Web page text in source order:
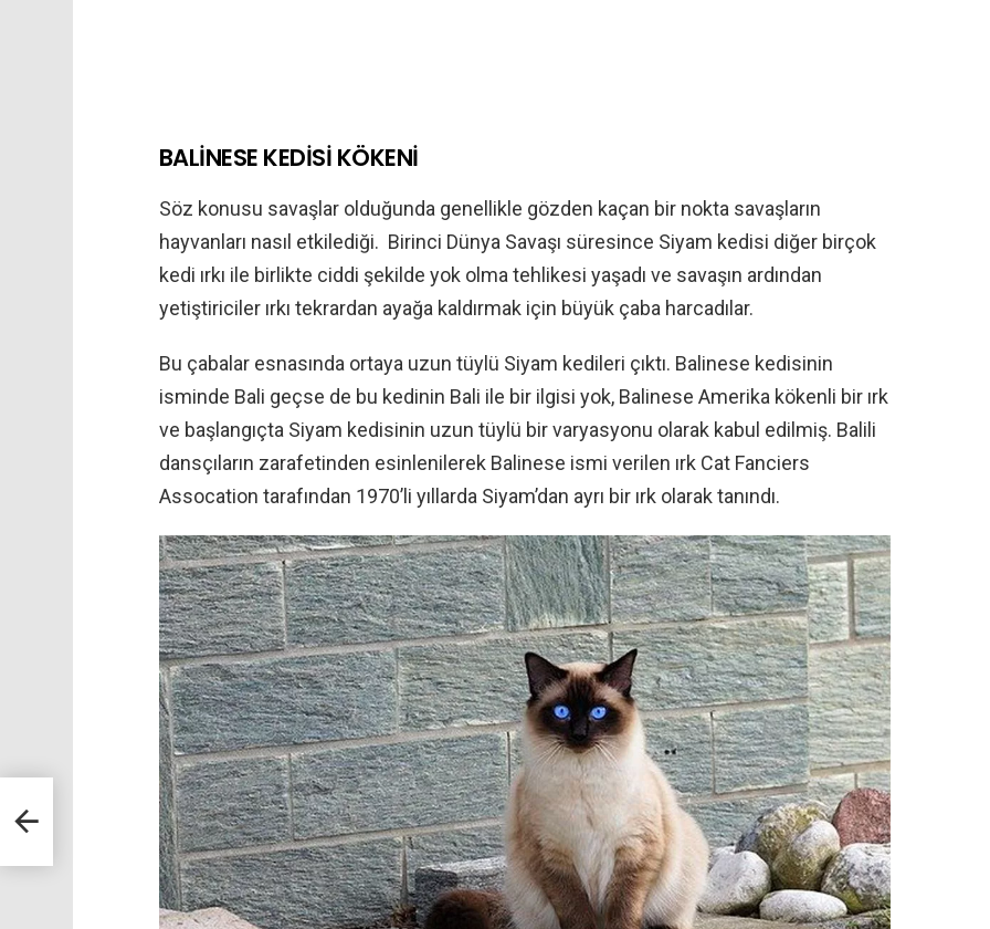
BALİNESE KEDİSİ KÖKENİ
Söz konusu savaşlar olduğunda genellikle gözden kaçan bir nokta savaşların
hayvanları nasıl etkilediği. Birinci Dünya Savaşı süresince Siyam kedisi diğer birçok
kedi ırkı ile birlikte ciddi şekilde yok olma tehlikesi yaşadı ve savaşın ardından
yetiştiriciler ırkı tekrardan ayağa kaldırmak için büyük çaba harcadılar.
Bu çabalar esnasında ortaya uzun tüylü Siyam kedileri çıktı. Balinese kedisinin
isminde Bali geçse de bu kedinin Bali ile bir ilgisi yok, Balinese Amerika kökenli bir ırk
ve başlangıçta Siyam kedisinin uzun tüylü bir varyasyonu olarak kabul edilmiş. Balili
dansçıların zarafetinden esinlenilerek Balinese ismi verilen ırk Cat Fanciers
Assocation tarafından 1970’li yıllarda Siyam’dan ayrı bir ırk olarak tanındı.